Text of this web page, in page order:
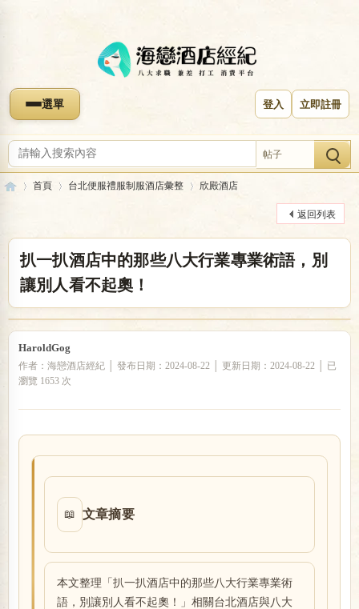
選單 登入 立即註冊
帖子
»
首頁
›
台北便服禮服制服酒店彙整
›
欣殿酒店
返回列表
扒一扒酒店中的那些八大行業專業術語，別
讓別人看不起奧！
HaroldGog
作者：海戀酒店經紀 │ 發布日期：2024-08-22 │ 更新日期：2024-08-22 │ 已
瀏覽 1653 次
📖 文章摘要
本文整理「扒一扒酒店中的那些八大行業專業術
語，別讓別人看不起奧！」相關台北酒店與八大